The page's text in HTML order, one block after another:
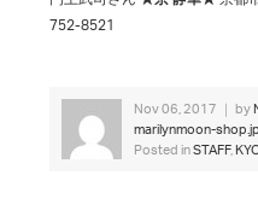
752-8521
Nov 06, 2017 ｜ by
marilynmoon-shop.jp
Posted inSTAFF,